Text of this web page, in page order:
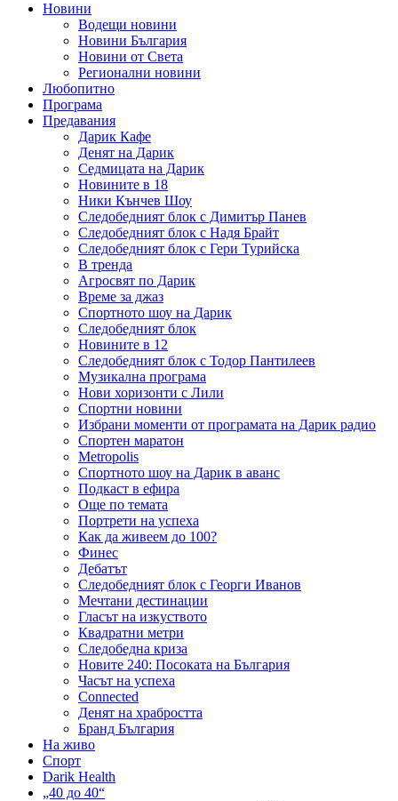
Новини
Водещи новини
Новини България
Новини от Света
Регионални новини
Любопитно
Програма
Предавания
Дарик Кафе
Денят на Дарик
Седмицата на Дарик
Новините в 18
Ники Кънчев Шоу
Следобедният блок с Димитър Панев
Следобедният блок с Надя Брайт
Следобедният блок с Гери Турийска
В тренда
Агросвят по Дарик
Време за джаз
Спортното шоу на Дарик
Следобедният блок
Новините в 12
Следобедният блок с Тодор Пантилеев
Музикална програма
Нови хоризонти с Лили
Спортни новини
Избрани моменти от програмата на Дарик радио
Спортен маратон
Metropolis
Спортното шоу на Дарик в аванс
Подкаст в ефира
Още по темата
Портрети на успеха
Как да живеем до 100?
Финес
Дебатът
Следобедният блок с Георги Иванов
Мечтани дестинации
Гласът на изкуството
Квадратни метри
Следобедна криза
Новите 240: Посоката на България
Часът на успеха
Connected
Денят на храбростта
Бранд България
На живо
Спорт
Darik Health
„40 до 40“